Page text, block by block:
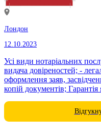
Лондон
12.10.2023
Усі види нотаріальних
видача довіреностей; -
оформлення заяв,
копій документів; Гарантія якості та конфіденційності